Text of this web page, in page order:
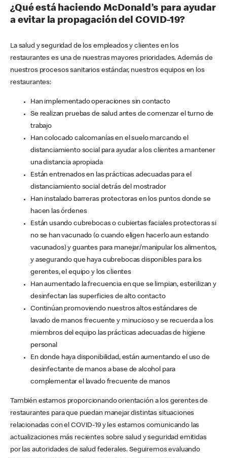
¿Qué está haciendo McDonald’s para ayudar
a evitar la propagación del COVID-19?
La salud y seguridad de los empleados y clientes en los
restaurantes es una de nuestras mayores prioridades. Además de
nuestros procesos sanitarios estándar, nuestros equipos en los
restaurantes:
Han implementado operaciones sin contacto
Se realizan pruebas de salud antes de comenzar el turno de
trabajo
Han colocado calcomanías en el suelo marcando el
distanciamiento social para ayudar a los clientes a mantener
una distancia apropiada
Están entrenados en las prácticas adecuadas para el
distanciamiento social detrás del mostrador
Han instalado barreras protectoras en los puntos donde se
hacen las órdenes
Están usando cubrebocas o cubiertas faciales protectoras si
no se han vacunado (o cuando eligen hacerlo aun estando
vacunados) y guantes para manejar/manipular los alimentos,
y asegurando que haya cubrebocas disponibles para los
gerentes, el equipo y los clientes
Han aumentado la frecuencia en que se limpian, esterilizan y
desinfectan las superficies de alto contacto
Continúan promoviendo nuestros altos estándares de
lavado de manos frecuente y minucioso y se recuerda a los
miembros del equipo las prácticas adecuadas de higiene
personal
En donde haya disponibilidad, están aumentando el uso de
desinfectante de manos a base de alcohol para
complementar el lavado frecuente de manos
También estamos proporcionando orientación a los gerentes de
restaurantes para que puedan manejar distintas situaciones
relacionadas con el COVID-19 y les estamos comunicando las
actualizaciones más recientes sobre salud y seguridad emitidas
por las autoridades de salud federales. Seguiremos evaluando